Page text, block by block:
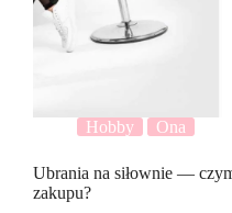
Hobby Ona
Ubrania na siłownie —
zakupu?